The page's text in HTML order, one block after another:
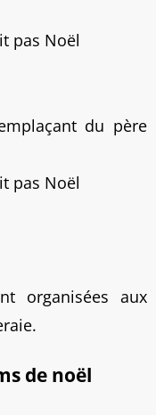
pas Noël
du père
pas Noël
organisées aux
de noël